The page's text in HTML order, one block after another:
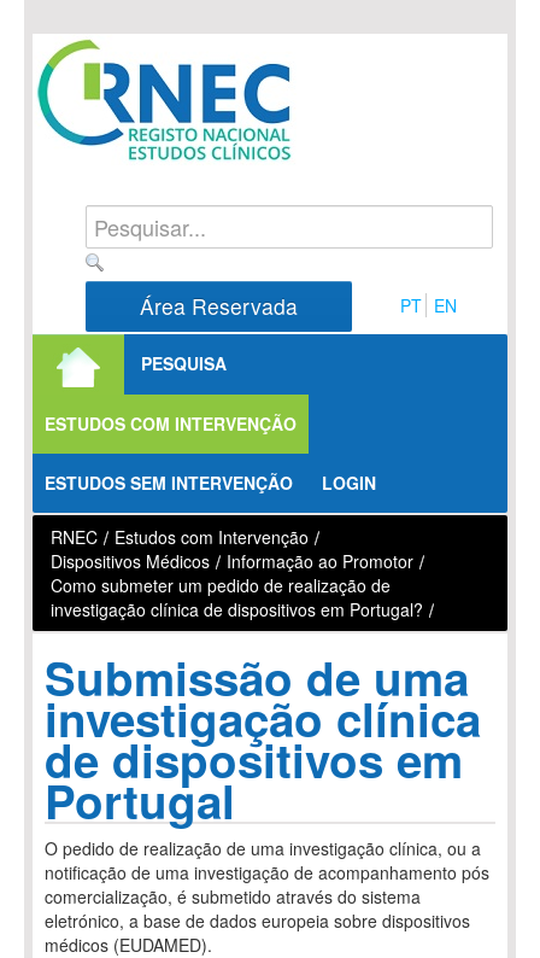
Área Reservada PT EN
PESQUISA
ESTUDOS COM INTERVENÇÃO
ESTUDOS SEM INTERVENÇÃO LOGIN
RNEC / Estudos com Intervenção /
Dispositivos Médicos / Informação ao Promotor /
Como submeter um pedido de realização de
investigação clínica de dispositivos em Portugal? /
Submissão de uma
investigação clínica
de dispositivos em
Portugal
O pedido de realização de uma investigação clínica, ou a
notificação de uma investigação de acompanhamento pós
comercialização, é submetido através do sistema
eletrónico, a base de dados europeia sobre dispositivos
médicos (EUDAMED).